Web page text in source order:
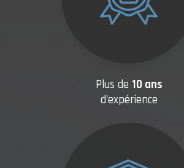
Plus de 10 ans
d'expérience